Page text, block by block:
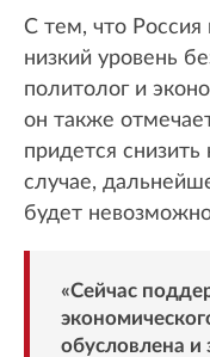
С тем, что
низкий уровень
политолог и
он также
придется
случае,
будет
«Сейчас
обусловлена и